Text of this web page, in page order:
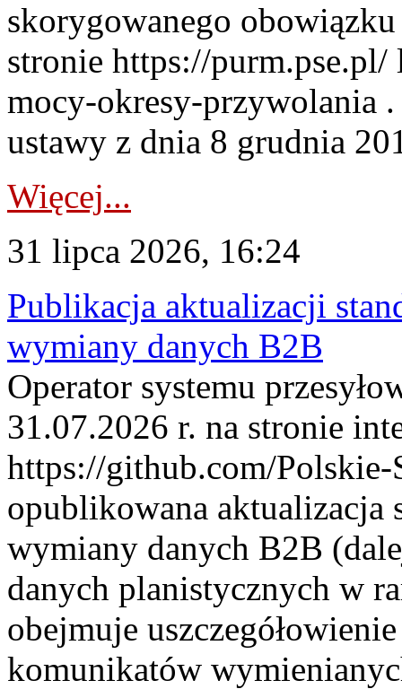
skorygowanego
stronie https://
mocy-okresy-przywolania
ustawy z dnia 8 grudnia
Więcej...
31 lipca 2026, 16:24
Publikacja aktualizacji
wymiany danych B2B
Operator systemu
31.07.2026 r. na stronie
https://github.com/Polskie-
opublikowana aktualizacja
wymiany danych B2B
danych planistycznych w
obejmuje
komunikatów